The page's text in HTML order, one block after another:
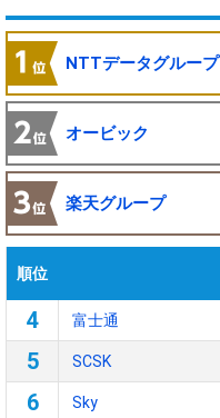
NTTデータグループ
オービック
楽天グループ
順位
4 富士通
5 SCSK
6 Sky